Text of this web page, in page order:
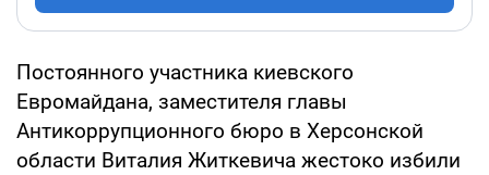
Постоянного участника киевского
Евромайдана, заместителя главы
Антикоррупционного бюро в Херсонской
области Виталия Житкевича жестоко избили